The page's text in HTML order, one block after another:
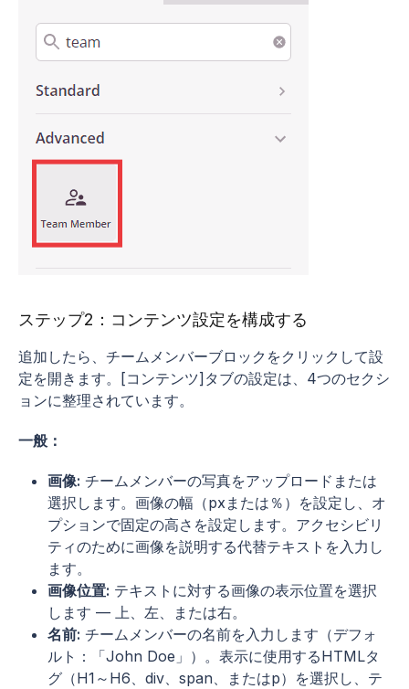
ステップ2：コンテンツ設定を構成する
追加したら、チームメンバーブロックをクリックして設
定を開きます。[コンテンツ]タブの設定は、4つのセクシ
ョンに整理されています。
一般：
画像: チームメンバーの写真をアップロードまたは
選択します。画像の幅（pxまたは％）を設定し、オ
プションで固定の高さを設定します。アクセシビリ
ティのために画像を説明する代替テキストを入力し
ます。
画像位置: テキストに対する画像の表示位置を選択
します — 上、左、または右。
名前: チームメンバーの名前を入力します（デフォ
ルト：「John Doe」）。表示に使用するHTMLタ
グ（H1～H6、div、span、またはp）を選択し、テ